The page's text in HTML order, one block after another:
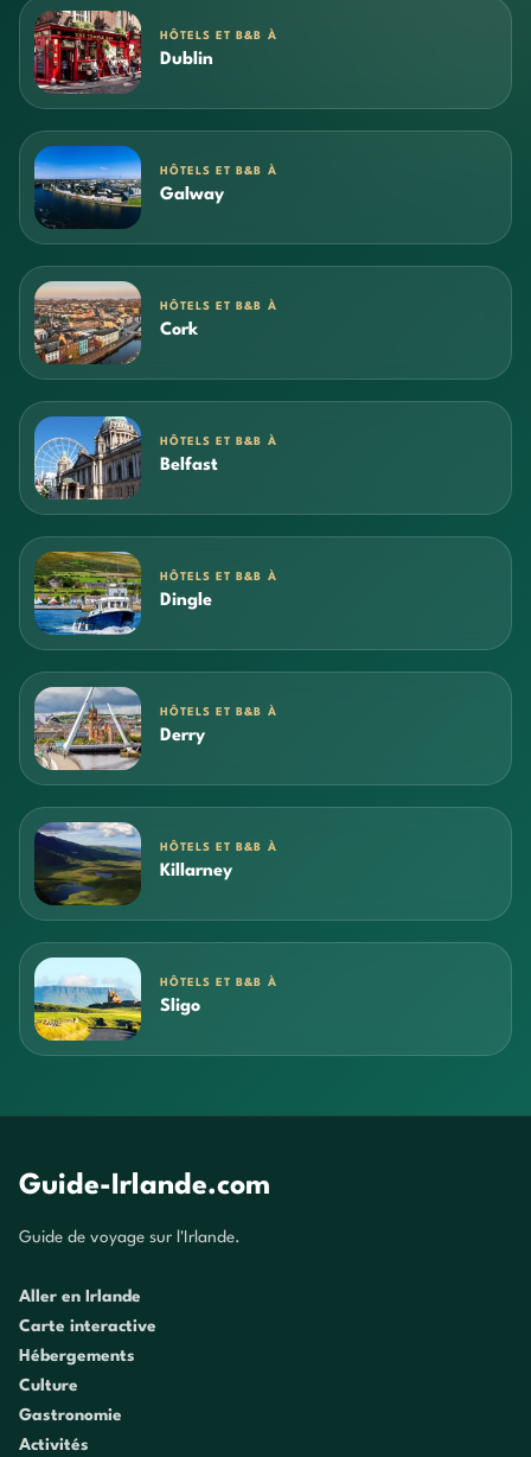
HÔTELS ET B&B À
Dublin
HÔTELS ET B&B À
Galway
HÔTELS ET B&B À
Cork
HÔTELS ET B&B À
Belfast
HÔTELS ET B&B À
Dingle
HÔTELS ET B&B À
Derry
HÔTELS ET B&B À
Killarney
HÔTELS ET B&B À
Sligo
Guide-Irlande.com
Guide de voyage sur l'Irlande.
Aller en Irlande
Carte interactive
Hébergements
Culture
Gastronomie
Activités